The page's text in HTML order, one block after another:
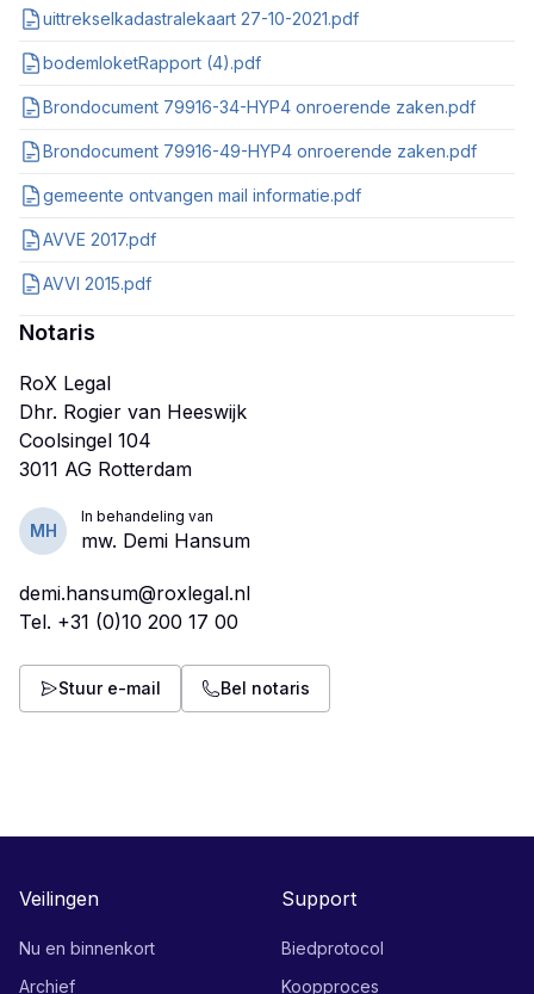
uittrekselkadastralekaart 27-10-2021.pdf
bodemloketRapport (4).pdf
Brondocument 79916-34-HYP4 onroerende zaken.pdf
Brondocument 79916-49-HYP4 onroerende zaken.pdf
gemeente ontvangen mail informatie.pdf
AVVE 2017.pdf
AVVI 2015.pdf
Notaris
RoX Legal
Dhr. Rogier van Heeswijk
Coolsingel 104
MH
In behandeling van
mw. Demi Hansum
demi.hansum@roxlegal.nl
Tel. +31 (0)10 200 17 00
Stuur e-mail Bel notaris
Veilingen
Nu en binnenkort
Archief
Support
Biedprotocol
Koopproces